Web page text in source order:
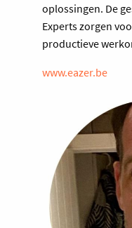
oplossingen. De
Experts zorgen
productieve
www.eazer.be